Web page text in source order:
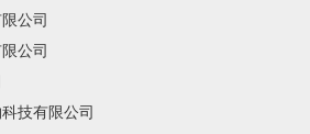
公司
公司
技有限公司